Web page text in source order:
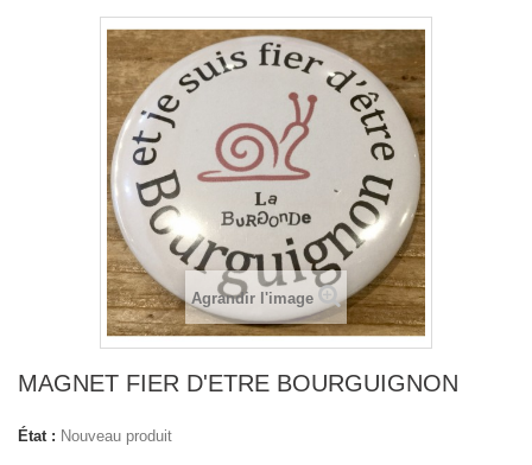
Agrandir l'image
MAGNET FIER D'ETRE BOURGUIGNON
État : Nouveau produit